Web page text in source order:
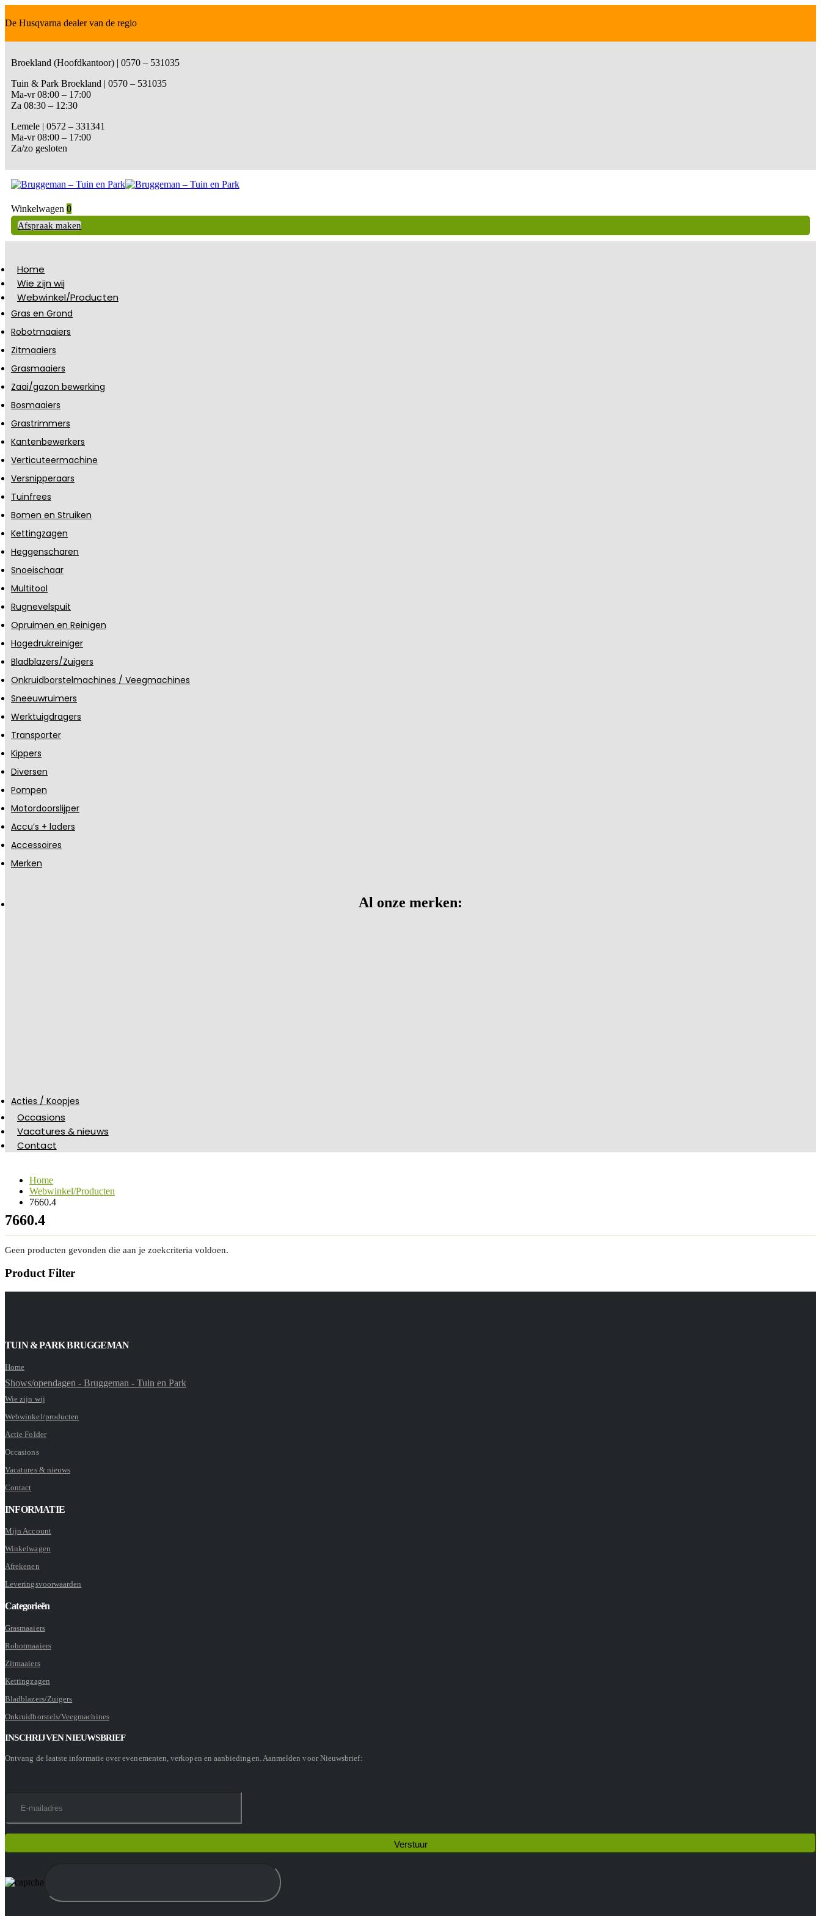
De Husqvarna dealer van de regio
Broekland (Hoofdkantoor) | 0570 – 531035
Tuin & Park Broekland | 0570 – 531035
Ma-vr 08:00 – 17:00
Za 08:30 – 12:30
Lemele | 0572 – 331341
Ma-vr 08:00 – 17:00
Za/zo gesloten
Winkelwagen 0
Afspraak maken
Home
Wie zijn wij
Webwinkel/Producten
Gras en Grond
Robotmaaiers
Zitmaaiers
Grasmaaiers
Zaai/gazon bewerking
Bosmaaiers
Grastrimmers
Kantenbewerkers
Verticuteermachine
Versnipperaars
Tuinfrees
Bomen en Struiken
Kettingzagen
Heggenscharen
Snoeischaar
Multitool
Rugnevelspuit
Opruimen en Reinigen
Hogedrukreiniger
Bladblazers/Zuigers
Onkruidborstelmachines / Veegmachines
Sneeuwruimers
Werktuigdragers
Transporter
Kippers
Diversen
Pompen
Motordoorslijper
Accu’s + laders
Accessoires
Merken
Al onze merken:
Acties / Koopjes
Occasions
Vacatures & nieuws
Contact
Home
Webwinkel/Producten
7660.4
7660.4
Geen producten gevonden die aan je zoekcriteria voldoen.
Product Filter
TUIN & PARK BRUGGEMAN
Home
Shows/opendagen - Bruggeman - Tuin en Park
Wie zijn wij
Webwinkel/producten
Actie Folder
Occasions
Vacatures & nieuws
Contact
INFORMATIE
Mijn Account
Winkelwagen
Afrekenen
Leveringsvoorwaarden
Categorieën
Grasmaaiers
Robotmaaiers
Zitmaaiers
Kettingzagen
Bladblazers/Zuigers
Onkruidborstels/Veegmachines
INSCHRIJVEN NIEUWSBRIEF
Ontvang de laatste informatie over evenementen, verkopen en aanbiedingen. Aanmelden voor Nieuwsbrief: